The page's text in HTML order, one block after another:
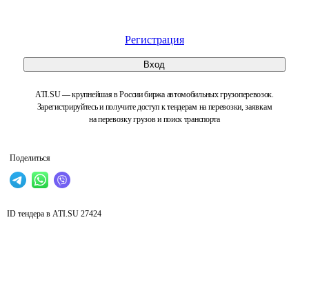
Регистрация
Вход
ATI.SU — крупнейшая в России биржа автомобильных грузоперевозок.
Зарегистрируйтесь и получите доступ к тендерам на перевозки, заявкам
на перевозку грузов и поиск транспорта
Поделиться
ID тендера в ATI.SU 27424